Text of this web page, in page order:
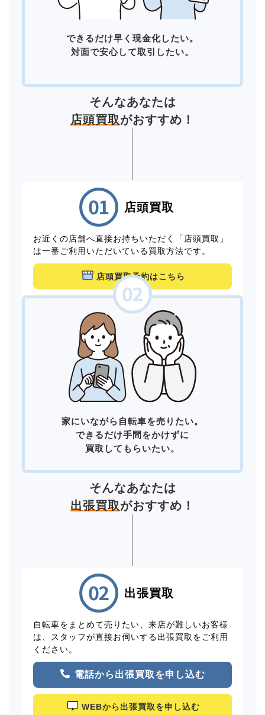
できるだけ早く現金化したい。
対面で安心して取引したい。
そんなあなたは
店頭買取がおすすめ！
店頭買取
お近くの店舗へ直接お持ちいただく「店頭買取」
は一番ご利用いただいている買取方法です。
店頭買取予約はこちら
家にいながら自転車を売りたい。
できるだけ手間をかけずに
買取してもらいたい。
そんなあなたは
出張買取がおすすめ！
出張買取
自転車をまとめて売りたい、来店が難しいお客様
は、スタッフが直接お伺いする出張買取をご利用
ください。
電話から出張買取を申し込む
WEBから出張買取を申し込む